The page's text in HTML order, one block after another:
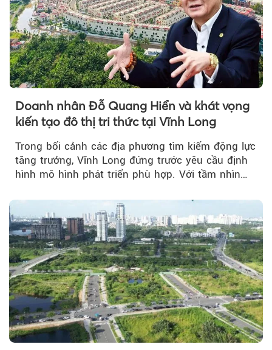
Doanh nhân Đỗ Quang Hiển và khát vọng
kiến tạo đô thị tri thức tại Vĩnh Long
Trong bối cảnh các địa phương tìm kiếm động lực
tăng trưởng, Vĩnh Long đứng trước yêu cầu định
hình mô hình phát triển phù hợp. Với tầm nhìn